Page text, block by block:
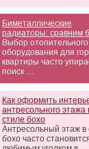
Биметаллические
радиаторы: сравним
Выбор отопительного
оборудования для
квартиры часто
поиск …
Как оформить
антресольного этажа
стиле бохо
Антресольный этаж в
бохо часто